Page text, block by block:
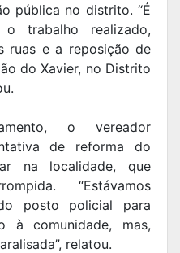
pública no distrito. “É
o trabalho realizado,
ruas e a reposição de
do Xavier, no Distrito
o vereador
de reforma do
na localidade, que
“Estávamos
posto policial para
à comunidade, mas,
relatou.